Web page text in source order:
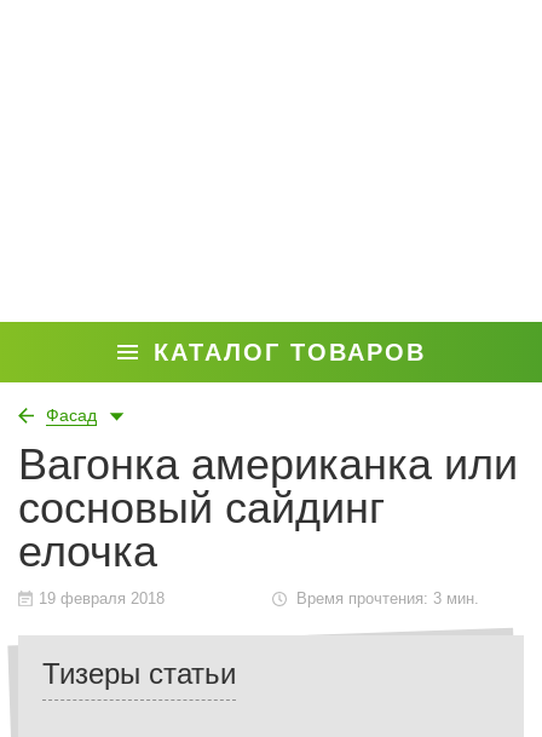
КАТАЛОГ ТОВАРОВ
Фасад
Вагонка американка или
сосновый сайдинг
елочка
19 февраля 2018 Время прочтения: 3 мин.
Тизеры статьи